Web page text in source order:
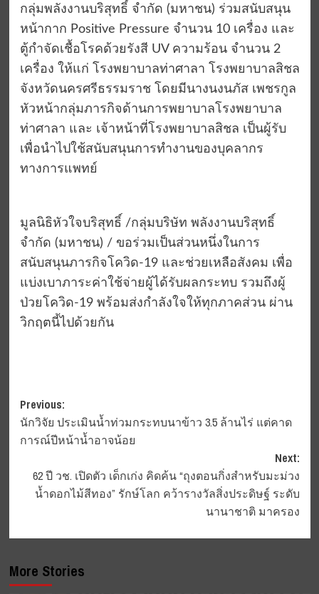
กลุ่มพลังงานบริสุทธิ์ จำกัด (มหาชน) ร่วมสนับสนุน
หน้ากาก Positive Pressure จำนวน 10 เครื่อง และ
ตู้กำจัดเชื้อโรคด้วยรังสี UV ความร้อน จำนวน 2
เครื่อง ให้แก่ โรงพยาบาลท่าศาลา โรงพยาบาลสิชล
จังหวัดนครศรีธรรมราช โดยมีนางนงนภัส เพชรกูล
หัวหน้ากลุ่มภารกิจด้านการพยาบาลโรงพยาบาล
ท่าศาลา และ เจ้าหน้าที่โรงพยาบาลสิชล เป็นผู้รับ
เพื่อนำไปใช้สนับสนุนการทำงานของบุคลากร
ทางการแพทย์
มูลนิธิหัวใจบริสุทธิ์ /กลุ่มบริษัท พลังงานบริสุทธิ์
จำกัด (มหาชน) / ขอร่วมเป็นส่วนหนึ่งในการ
สนับสนุนภารกิจโควิด-19 และช่วยเหลือสังคม เพื่อ
แบ่งเบาภาระค่าใช้จ่ายผู้ได้รับผลกระทบ รวมถึงผู้
ป่วยโควิด-19 พร้อมส่งกำลังใจให้ทุกภาคส่วน ผ่าน
วิกฤตนี้ไปด้วยกัน
Post
navigation
Previous:
นักวิจัย ประเมินน้ำท่วมกระทบนาข้าว 3.5 ล้านไร่ แต่คาด
การณ์ปีหน้าน้ำอาจน้อย
Next:
62 ปี วช. เปิดตัว เด็กเก่ง คิดค้น “ถุงตอนกิ่งสำหรับมะม่วง
น้ำดอกไม้สีทอง” รักษ์โลก คว้ารางวัลสิ่งประดิษฐ์ ระดับ
นานาชาติ มาครอง
More Stories